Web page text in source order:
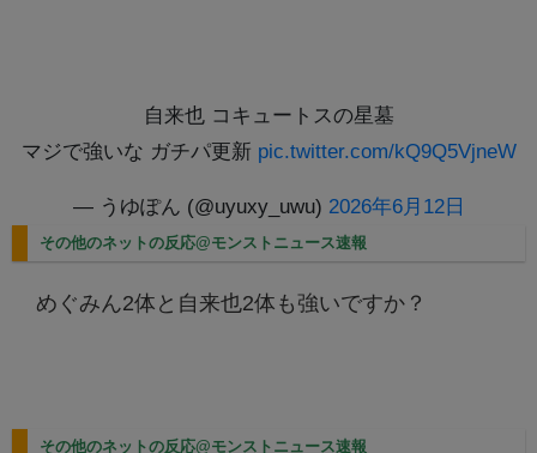
自来也 コキュートスの星墓
マジで強いな ガチパ更新 pic.twitter.com/kQ9Q5VjneW
— うゆぽん (@uyuxy_uwu) 2026年6月12日
その他のネットの反応@モンストニュース速報
めぐみん2体と自来也2体も強いですか？
その他のネットの反応@モンストニュース速報